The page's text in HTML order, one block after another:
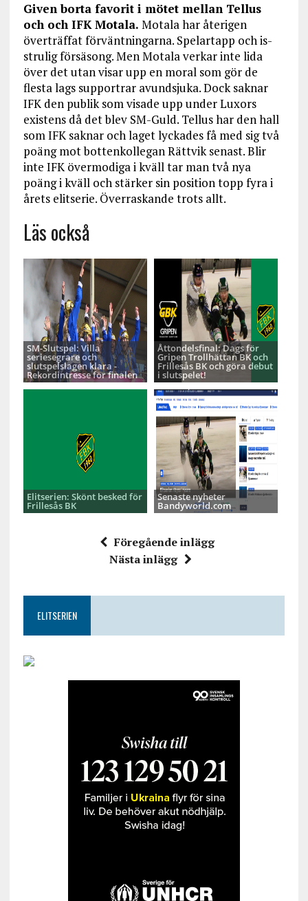
Given borta favorit i mötet mellan Tellus
och och IFK Motala. Motala har återigen
överträffat förväntningarna. Spelartapp och is-
strulig försäsong. Men Motala verkar inte lida
över det utan visar upp en moral som gör de
flesta lags supportrar avundsjuka. Dock saknar
IFK den publik som visade upp under Luxors
existens då det blev SM-Guld. Tellus har den hall
som IFK saknar och laget lyckades få med sig två
poäng mot bottenkollegan Rättvik senast. Blir
inte IFK övermodiga i kväll tar man två nya
poäng i kväll och stärker sin position topp fyra i
årets elitserie. Överraskande trots allt.
Läs också
SM-Slutspel: Villa
seriesegrare och
slutspelslagen klara -
Rekordintresse för finalen
Åttondelsfinal: Dags för
Gripen Trollhättan BK och
Frillesås BK och göra debut
i slutspelet!
Elitserien: Skönt besked för
Frillesås BK
Senaste nyheter
Bandyworld.com
Föregående inlägg
Nästa inlägg
ELITSERIEN